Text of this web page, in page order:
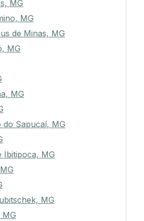
MG
MG
de Minas, MG
MG
MG
do Sapucaí, MG
Ibitipoca, MG
MG
MG